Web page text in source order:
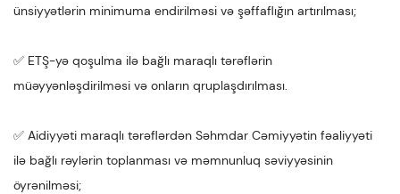
ünsiyyətlərin minimuma endirilməsi və şəffaflığın artırılması;
✅ ETŞ-yə qoşulma ilə bağlı maraqlı tərəflərin
müəyyənləşdirilməsi və onların qruplaşdırılması.
✅ Aidiyyəti maraqlı tərəflərdən Səhmdar Cəmiyyətin fəaliyyəti
ilə bağlı rəylərin toplanması və məmnunluq səviyyəsinin
öyrənilməsi;